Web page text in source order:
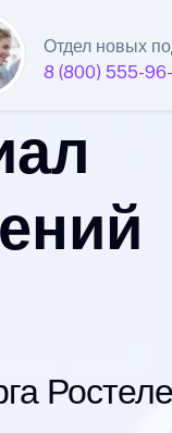
Отдел новых
8 (800) 555-